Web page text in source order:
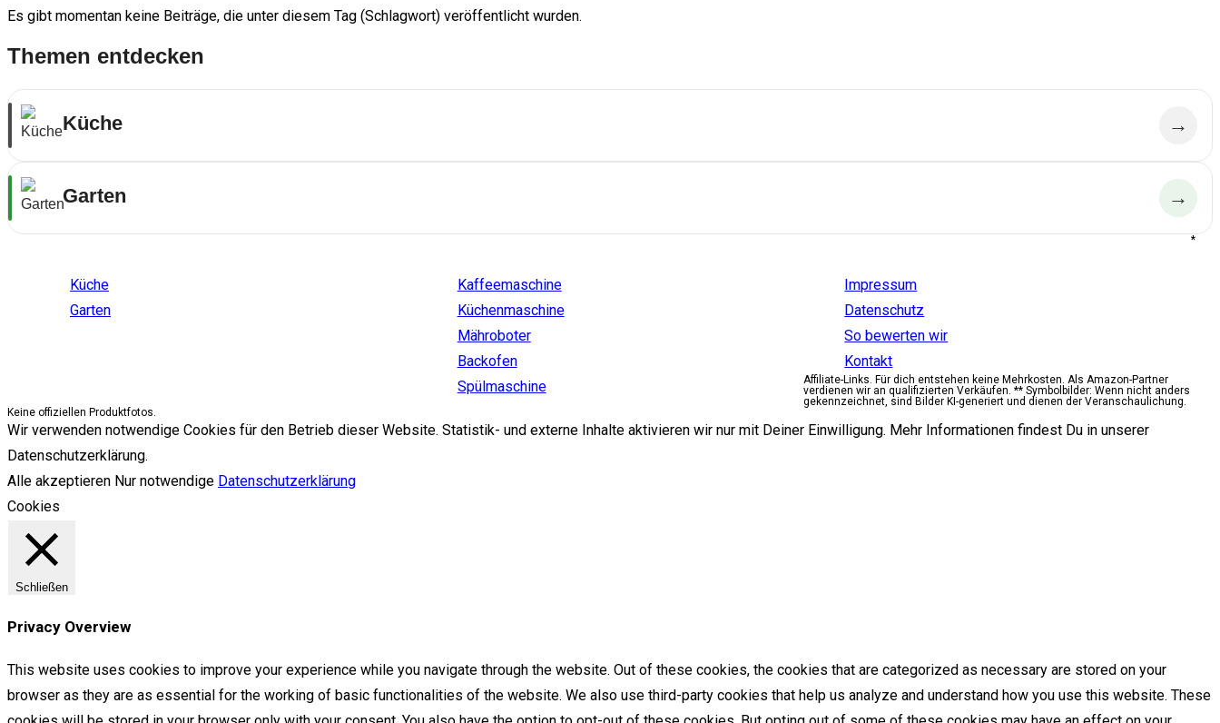
Es gibt momentan keine Beiträge, die unter diesem Tag (Schlagwort) veröffentlicht wurden.
Themen entdecken
Küche →
Garten →
Küche
Garten
Kaffeemaschine
Küchenmaschine
Mähroboter
Backofen
Spülmaschine
Impressum
Datenschutz
So bewerten wir
Kontakt
*
Affiliate-Links. Für dich entstehen keine Mehrkosten. Als Amazon-Partner
verdienen wir an qualifizierten Verkäufen. ** Symbolbilder: Wenn nicht anders
gekennzeichnet, sind Bilder KI-generiert und dienen der Veranschaulichung.
Keine offiziellen Produktfotos.
Wir verwenden notwendige Cookies für den Betrieb dieser Website. Statistik- und externe Inhalte aktivieren wir nur mit Deiner Einwilligung. Mehr Informationen findest Du in unserer
Datenschutzerklärung.
Alle akzeptieren Nur notwendige Datenschutzerklärung
Cookies
Schließen
Privacy Overview
This website uses cookies to improve your experience while you navigate through the website. Out of these cookies, the cookies that are categorized as necessary are stored on your
browser as they are as essential for the working of basic functionalities of the website. We also use third-party cookies that help us analyze and understand how you use this website. These